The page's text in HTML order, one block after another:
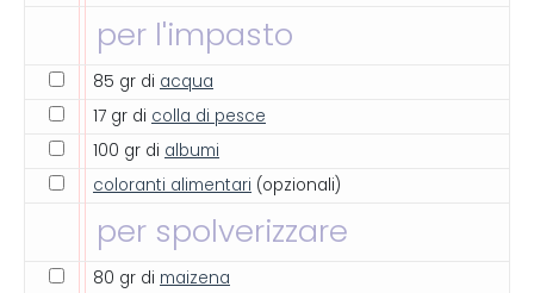
per l'impasto
85 gr di acqua
17 gr di colla di pesce
100 gr di albumi
coloranti alimentari (opzionali)
per spolverizzare
80 gr di maizena